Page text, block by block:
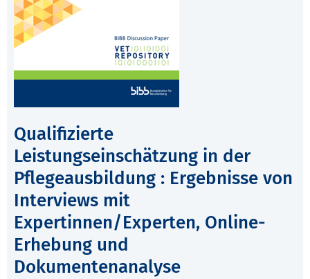
Qualifizierte
Leistungseinschätzung in der
Pflegeausbildung : Ergebnisse von
Interviews mit
Expertinnen/Experten, Online-
Erhebung und
Dokumentenanalyse